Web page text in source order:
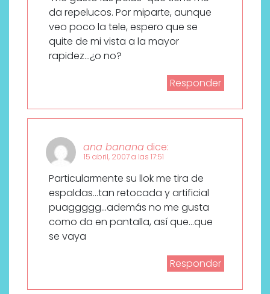
da repelucos. Por miparte, aunque
veo poco la tele, espero que se
quite de mi vista a la mayor
rapidez…¿o no?
Responder
ana banana dice:
15 abril, 2007 a las 17:51
Particularmente su llok me tira de
espaldas…tan retocada y artificial
puaggggg…además no me gusta
como da en pantalla, así que…que
se vaya
Responder